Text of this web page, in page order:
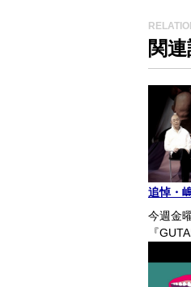
関
追悼・
今週金
『